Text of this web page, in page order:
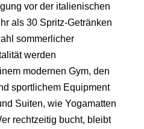
vor der italienischen
als 30 Spritz-Getränken
sommerlicher
werden
modernen Gym, den
sportlichem Equipment
Suiten, wie Yogamatten
rechtzeitig bucht, bleibt